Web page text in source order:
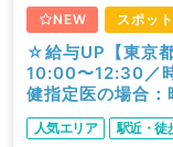
NEW スポッ
☆給与UP【東京
10:00〜12:30／
健指定医の場合
外来／精神科
人気エリア 駅近・徒